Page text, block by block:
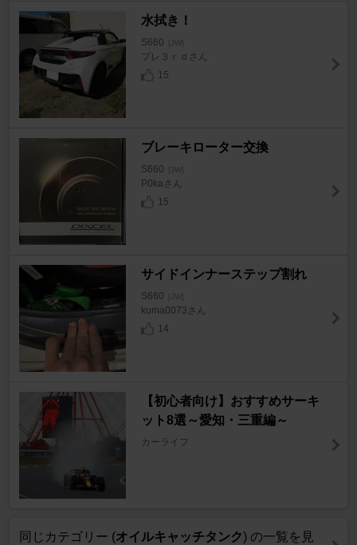
水拭き！
S660 [JW]
プレ３ｒｄさん
15
ブレーキローター交換
S660 [JW]
P0kaさん
15
サイドインナーステップ割れ
S660 [JW]
kuma0073さん
14
【初心者向け】おすすめサーキ
ット8選～愛知・三重編～
カーライフ
同じカテゴリー (オイルキャッチタンク) の一覧を見